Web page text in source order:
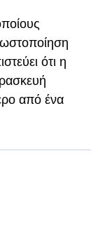
ότι η
από ένα